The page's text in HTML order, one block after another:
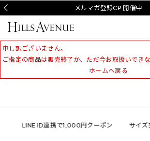
メルマガ登録CP 開催中
申し訳ございません。
ご指定の商品は販売終了か、ただ今お取扱いできな
ホームへ戻る
LINE ID連携で1,000円クーポン サイズ